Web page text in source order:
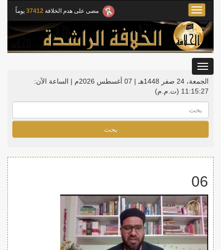
مضى على هدم الخلافة 37412 يوماً
Toggle
navigation
الجمعة، 24 صفر 1448هـ | 07 أغسطس 2026م |
الساعة الآن:
11:15:28 (ت.م.م)
بحث
06